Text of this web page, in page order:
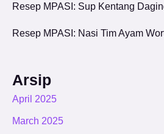
Resep MPASI: Sup Kentang
Resep MPASI: Nasi Tim Ayam
Arsip
April 2025
March 2025